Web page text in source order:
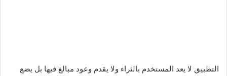
التطبيق لا يعد المستخدم بالثراء ولا يقدم وعود مبالغ فيها بل يضع